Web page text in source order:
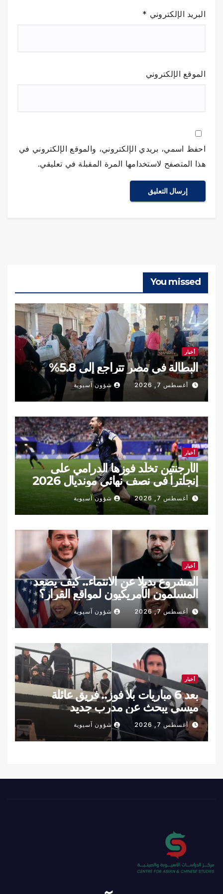
البريد الإلكتروني *
الموقع الإلكتروني
احفظ اسمي، بريدي الإلكتروني، والموقع الإلكتروني في
هذا المتصفح لاستخدامها المرة المقبلة في تعليقي.
You missed
أخبار
البطالة في مصر تتراجع إلى 5.8%
أغسطس 7, 2026 شؤون آسيوية
أخبار
الأرجنتين تخلّد فوزها الدرامي على
إنجلترا في نصف نهائي مونديال 2026
(فيديو)
أغسطس 7, 2026 شؤون آسيوية
أخبار
المشروع بديلا عن الانتماء.. كيف يصعد
المسلمون الأمريكيون لمواقع القرار؟
أغسطس 7, 2026 شؤون آسيوية
أخبار
بعد 6 مباريات بلا فوز.. فريق عائلة
ميسي يبحث عن مدرب جديد
أغسطس 7, 2026 شؤون آسيوية